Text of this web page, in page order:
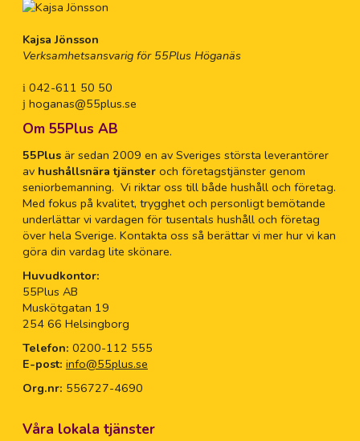
Kajsa Jönsson
Verksamhetsansvarig för 55Plus Höganäs
042-611 50 50
hoganas@55plus.se
Om 55Plus AB
55Plusär sedan 2009 en av Sveriges största leverantörer
av hushållsnära tjänsteroch företagstjänster genom
seniorbemanning. Vi riktar oss till både hushåll och företag.
Med fokus på kvalitet, trygghet och personligt bemötande
underlättar vi vardagen för tusentals hushåll och företag
över hela Sverige. Kontakta oss så berättar vi mer hur vi kan
göra din vardag lite skönare.
Huvudkontor:
55Plus AB
Muskötgatan 19
254 66 Helsingborg
Telefon: 0200-112 555
E-post: info@55plus.se
Org.nr: 556727-4690
Våra lokala tjänster